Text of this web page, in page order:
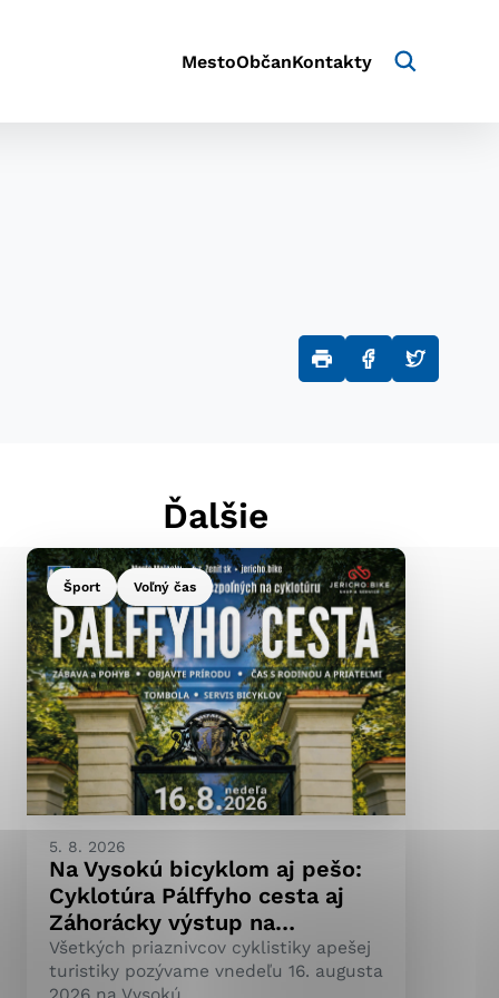
MestoObčanKontakty
Ďalšie
Šport Voľný čas
5. 8. 2026
Na Vysokú bicyklom aj pešo:
Cyklotúra Pálffyho cesta aj
Záhorácky výstup na…
Všetkých priaznivcov cyklistiky apešej
turistiky pozývame vnedeľu 16. augusta
uplatniteľnými
oblastiam webovej
stránku používajú,
anonymne a nie je